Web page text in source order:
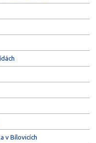
v Bílovicích